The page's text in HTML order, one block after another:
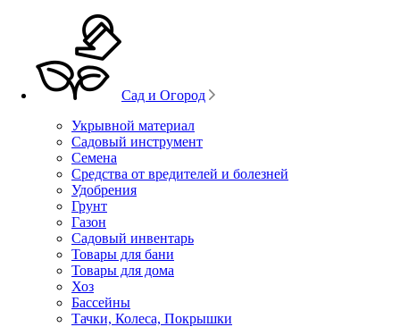
Сад и Огород
Укрывной материал
Садовый инструмент
Семена
Средства от вредителей и болезней
Удобрения
Грунт
Газон
Садовый инвентарь
Товары для бани
Товары для дома
Хоз
Бассейны
Тачки, Колеса, Покрышки